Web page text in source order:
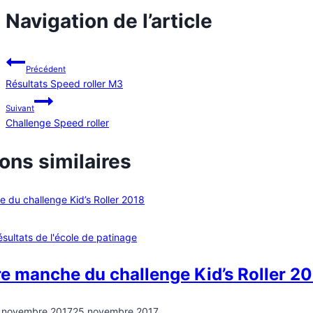
Navigation de l’article
Précédent
Résultats Speed roller M3
Suivant
Challenge Speed roller
similaires
de l'école de patinage
manche du challenge Kid’s Roller